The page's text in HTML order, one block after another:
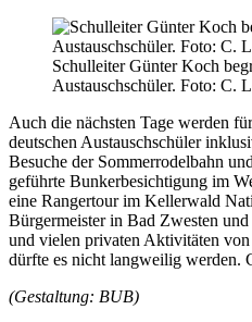
Schulleiter Günter Koch
Austauschschüler. Foto: C.
Auch die nächsten Tage werden
deutschen Austauschschüler
Besuche der Sommerrodelbahn
geführte Bunkerbesichtigung im
eine Rangertour im Kellerwald
Bürgermeister in Bad Zwesten
und vielen privaten Aktivitäten
dürfte es nicht langweilig
(Gestaltung: BUB)